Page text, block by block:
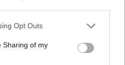
Opt Outs
Sharing of my
( 93hlasů, průměr: